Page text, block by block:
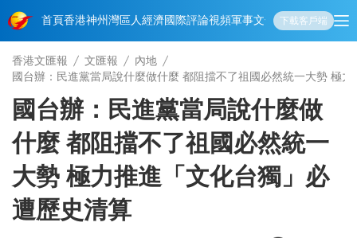
首頁香港神州 灣區人經濟國際評論視頻軍事文化 娛樂生活教育體
下載客戶端
香港文匯報 文匯報
內地
國台辦：民進黨當局說什麼做什麼 都阻擋不了祖國必然統一大勢 極
國台辦：民進黨當局說什麼做
什麼 都阻擋不了祖國必然統一
大勢 極力推進「文化台獨」必
遭歷史清算